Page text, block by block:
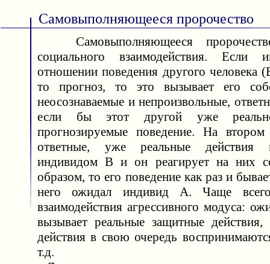
Самовыполняющееся пророчество
Самовыполняющееся
социального взаимодействия.
отношении поведения другого человека
то прогноз, то это вызывает его
неосознаваемые и непроизвольные,
если бы этот другой уже
прогнозируемые поведение. На
ответные, уже реальные действия
индивидом В и он реагирует на них
образом, то его поведение как раз и
него ожидал индивид А. Чаще всего
взаимодействия агрессивного модуса:
вызывает реальные защитные
действия в свою очередь
т.д.